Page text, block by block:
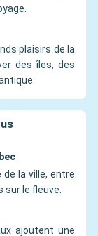
plaisirs de la
des îles, des
la ville, entre
sur le fleuve.
ajoutent une